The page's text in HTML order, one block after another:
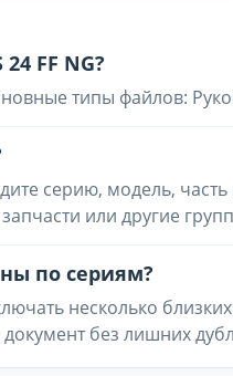
FF NG?
типы файлов:
серию, модель,
или другие
по сериям?
несколько
без лишних